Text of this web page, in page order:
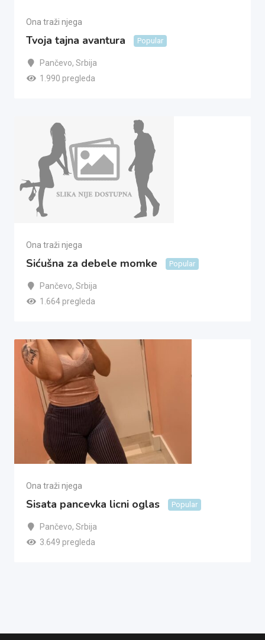
Ona traži njega
Tvoja tajna avantura Popular
Pančevo, Srbija
1.990 pregleda
Ona traži njega
Sićušna za debele momke Popular
Pančevo, Srbija
1.664 pregleda
Ona traži njega
Sisata pancevka licni oglas Popular
Pančevo, Srbija
3.649 pregleda